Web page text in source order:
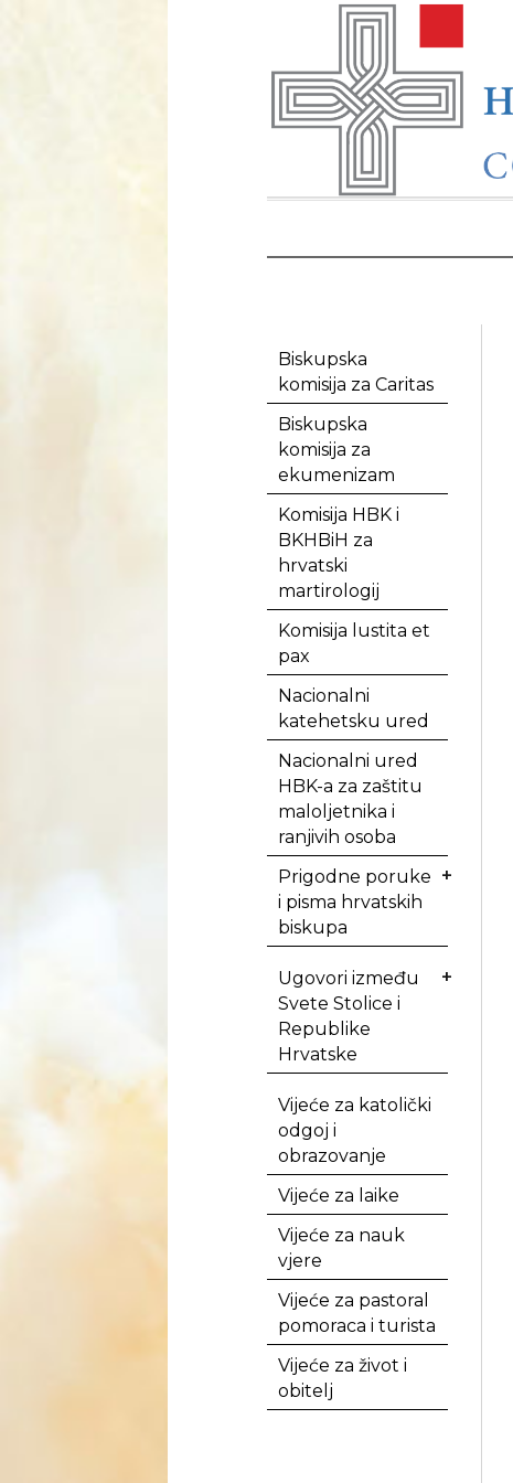
Biskupska
komisija za Caritas
Biskupska
komisija za
ekumenizam
Komisija HBK i
BKHBiH za
hrvatski
martirologij
Komisija lustita et
pax
Nacionalni
katehetsku ured
Nacionalni ured
HBK-a za zaštitu
maloljetnika i
ranjivih osoba
Prigodne poruke
i pisma hrvatskih
biskupa
Ugovori između
Svete Stolice i
Republike
Hrvatske
Vijeće za katolički
odgoj i
obrazovanje
Vijeće za laike
Vijeće za nauk
vjere
Vijeće za pastoral
pomoraca i turista
Vijeće za život i
obitelj